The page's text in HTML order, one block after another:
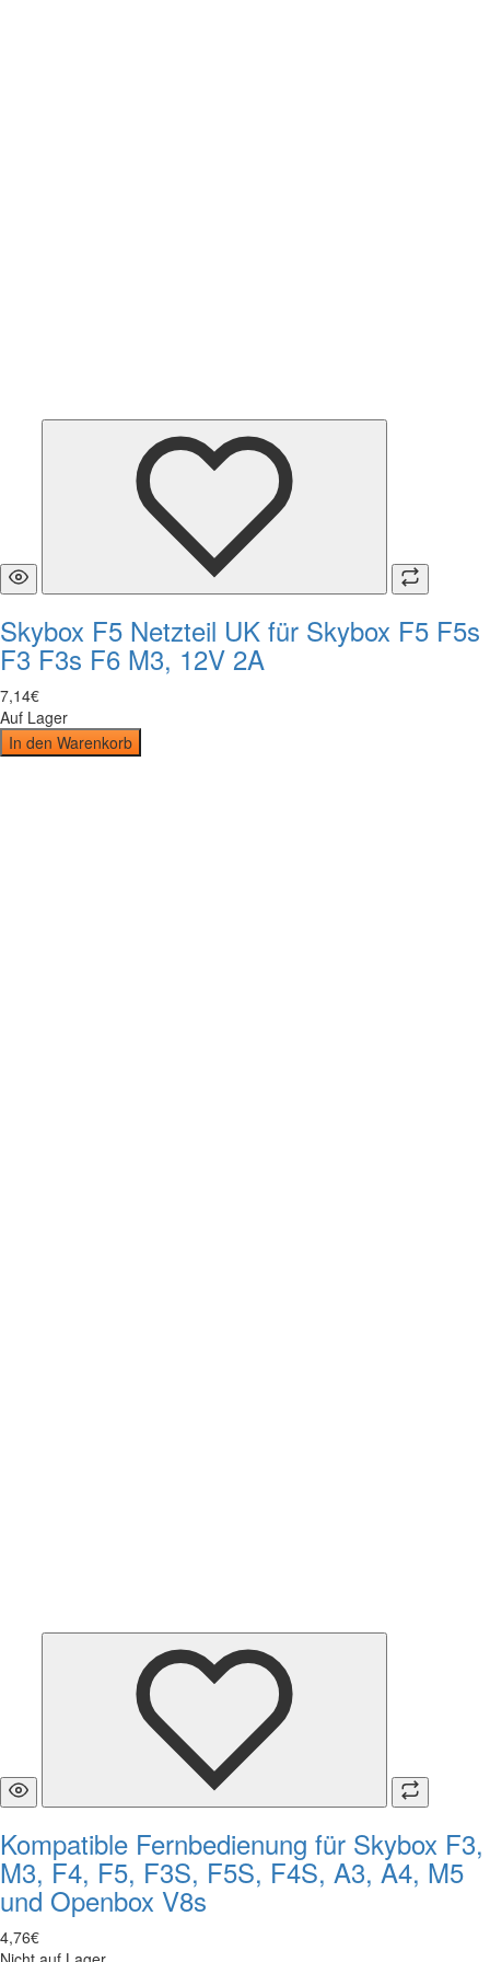
Skybox F5 Netzteil UK für Skybox F5 F5s
F3 F3s F6 M3, 12V 2A
7,14€
Auf Lager
In den Warenkorb
Kompatible Fernbedienung für Skybox F3,
M3, F4, F5, F3S, F5S, F4S, A3, A4, M5
und Openbox V8s
4,76€